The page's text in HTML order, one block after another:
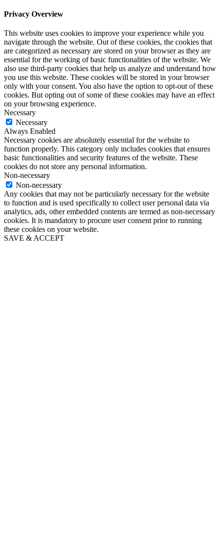
Privacy Overview
This website uses cookies to improve your experience while you
navigate through the website. Out of these cookies, the cookies that
are categorized as necessary are stored on your browser as they are
essential for the working of basic functionalities of the website. We
also use third-party cookies that help us analyze and understand how
you use this website. These cookies will be stored in your browser
only with your consent. You also have the option to opt-out of these
cookies. But opting out of some of these cookies may have an effect
on your browsing experience.
Necessary
Necessary
Always Enabled
Necessary cookies are absolutely essential for the website to
function properly. This category only includes cookies that ensures
basic functionalities and security features of the website. These
cookies do not store any personal information.
Non-necessary
Non-necessary
Any cookies that may not be particularly necessary for the website
to function and is used specifically to collect user personal data via
analytics, ads, other embedded contents are termed as non-necessary
cookies. It is mandatory to procure user consent prior to running
these cookies on your website.
SAVE & ACCEPT